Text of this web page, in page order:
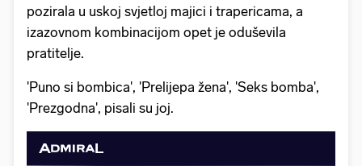
pozirala u uskoj svjetloj majici i trapericama, a
izazovnom kombinacijom opet je oduševila
pratitelje.
'Puno si bombica', 'Prelijepa žena', 'Seks bomba',
'Prezgodna', pisali su joj.